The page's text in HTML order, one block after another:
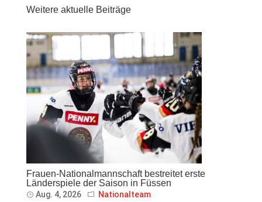
Weitere aktuelle Beiträge
Frauen-Nationalmannschaft bestreitet erste
Länderspiele der Saison in Füssen
Aug. 4, 2026 Nationalteam